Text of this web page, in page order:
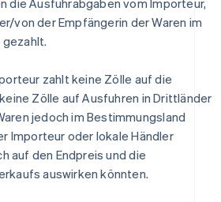
von der Empfängerin der Waren im
zahlt keine Zölle auf die
Zölle auf Ausfuhren in Drittländer
jedoch im Bestimmungsland
Importeur oder lokale Händler
auf den Endpreis und die
auswirken könnten.